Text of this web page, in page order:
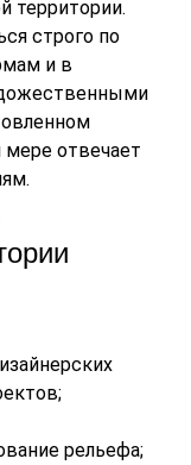
территории.
строго по
и в
отвечает
рельефа;